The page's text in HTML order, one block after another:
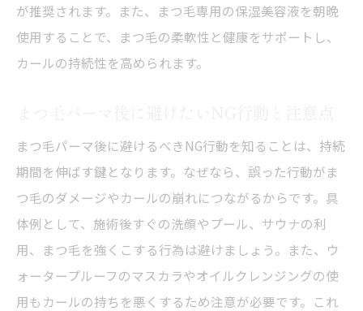
が推奨されます。また、まつ毛専用の保湿美容液を朝晩
使用することで、まつ毛の柔軟性と健康をサポートし、
カールの持続性を高められます。
まつ毛パーマ後に避けるべきNG行動を知ることは、持続
期間を伸ばす鍵となります。なぜなら、誤った行動がま
つ毛のダメージやカールの崩れにつながるからです。具
体例として、施術後すぐの洗顔やプール、サウナの利
用、まつ毛を強くこする行為は避けましょう。また、ウ
ォータープルーフのマスカラやオイルクレンジングの使
用もカールの持ちを悪くするため注意が必要です。これ